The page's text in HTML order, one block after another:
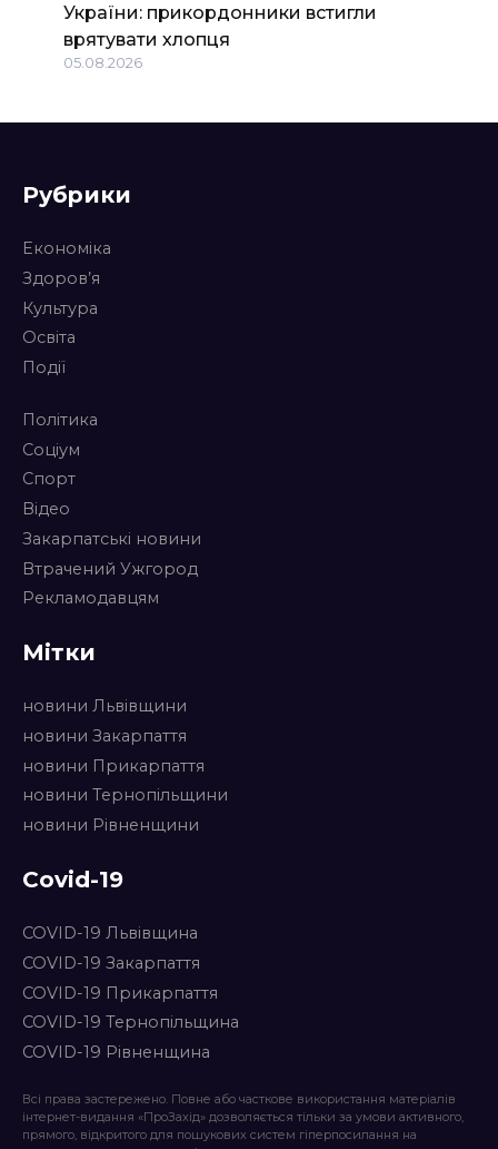
України: прикордонники встигли
врятувати хлопця
05.08.2026
Рубрики
Економіка
Здоров’я
Культура
Освіта
Події
Політика
Соціум
Спорт
Відео
Закарпатські новини
Втрачений Ужгород
Рекламодавцям
Мітки
новини Львівщини
новини Закарпаття
новини Прикарпаття
новини Тернопільщини
новини Рівненщини
Covid-19
COVID-19 Львівщина
COVID-19 Закарпаття
COVID-19 Прикарпаття
COVID-19 Тернопільщина
COVID-19 Рівненщина
Всі права застережено. Повне або часткове використання матеріалів
інтернет-видання «ПроЗахід» дозволяється тільки за умови активного,
прямого, відкритого для пошукових систем гіперпосилання на